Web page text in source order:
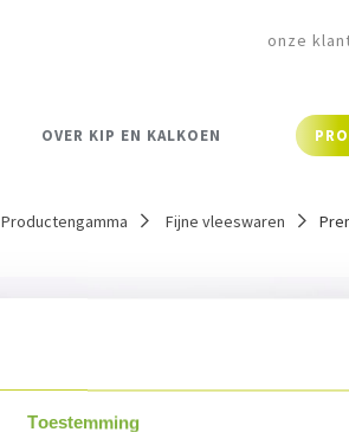
Toestemming
onze
OVER KIP EN KALKOEN
Productengamma Fijne vleeswaren